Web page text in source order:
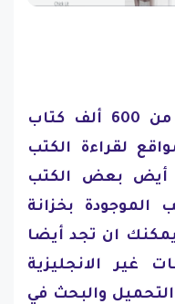
يقدم لك هذا الموقع أكثر من 600 ألف كتاب
لقراءة الكتب
أيض بعض الكتب
الموجودة بخزانة
ان تجد أيضا
غير الانجليزية
التحميل والبحث في